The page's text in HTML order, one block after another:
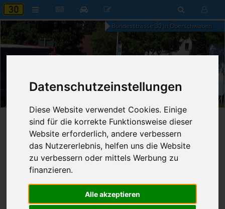
Datenschutzeinstellungen
Diese Website verwendet Cookies. Einige
sind für die korrekte Funktionsweise dieser
Website erforderlich, andere verbessern
das Nutzererlebnis, helfen uns die Website
zu verbessern oder mittels Werbung zu
finanzieren.
Alle akzeptieren
Bundesstrasse 30 in Oberschwaben
04:18
Startseite» B30 aktuell»Nachrichten
31.01.2025 - 17:15 Uhr
Franz Fischer
Nr. 8877
861
Radfahrer kollidiert mit